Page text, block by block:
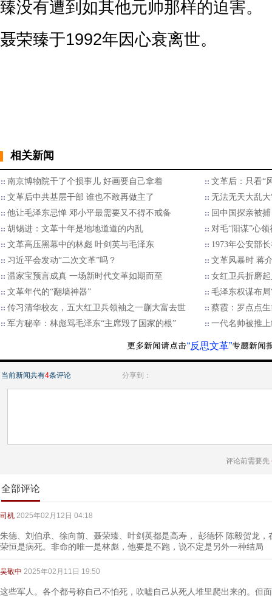
臻没有遭到如其他元帅那样的迫害。
聂荣臻于1992年因心衰离世。
相关新闻
南京博物院干了个损事儿 好画要自己拿着
文革后：只看“
文革后中共基层干部 谁也不敢再做主了
无法无天大乱
他让毛泽东忌惮 邓小平最需要又不得不戒备
回中国探亲被
胡锡进：文革十年是地地道道的内乱
对毛“阳谋”心
文革高压黑幕中的林彪 叶剑英与毛泽东
1973年公安部
习近平会发动“二次文革”吗？
文革风暴时 蒋
温家宝预言成真 一场新时代文革如期而至
女红卫兵折磨
文革年代的“翻墙神器”
毛泽东权谋布
传习清华校友，五大红卫兵领袖之一蒯大富去世
蔡霞：罗点点
军方秘辛：林彪骂毛泽东“主席毁了国家的根”
一代名帅被推
“反思文革”
当前新闻共有4条评论 分享到：
评论前需要先
全部评论
司机 2025年02月12日 04:18
朱德、刘伯承、徐向前、聂荣臻、叶剑英都是高寿， 彭德怀 陈毅贺龙，
荣恒是病死。非命的唯一是林彪，他要是不跑，说不定是另外一种结局
吴敬中 2025年02月11日 19:50
这些军人。各个都号称自己不怕死，吹嘘自己从死人堆里爬出来的。但